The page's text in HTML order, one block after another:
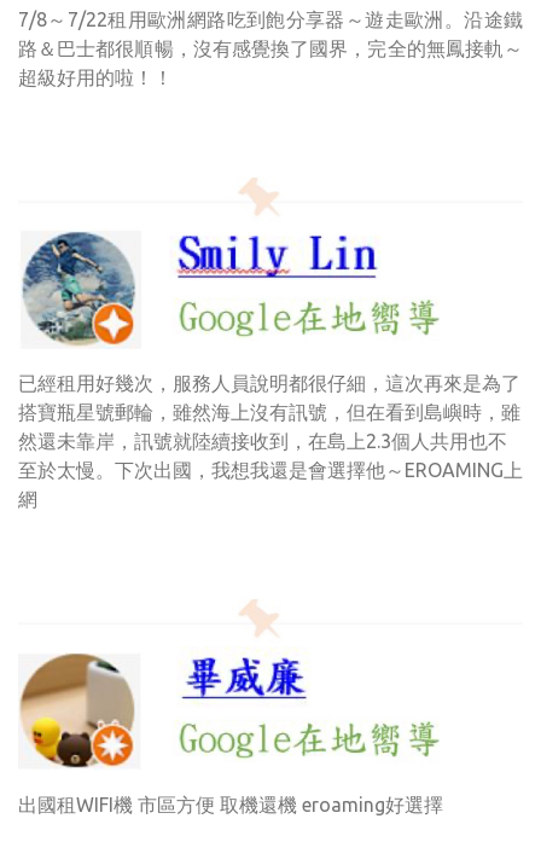
7/8～7/22租用歐洲網路吃到飽分享器～遊走歐洲。沿途鐵
路＆巴士都很順暢，沒有感覺換了國界，完全的無鳳接軌～
超級好用的啦！！
已經租用好幾次，服務人員說明都很仔細，這次再來是為了
搭寶瓶星號郵輪，雖然海上沒有訊號，但在看到島嶼時，雖
然還未靠岸，訊號就陸續接收到，在島上2.3個人共用也不
至於太慢。下次出國，我想我還是會選擇他～EROAMING上
網
出國租WIFI機 市區方便 取機還機 eroaming好選擇